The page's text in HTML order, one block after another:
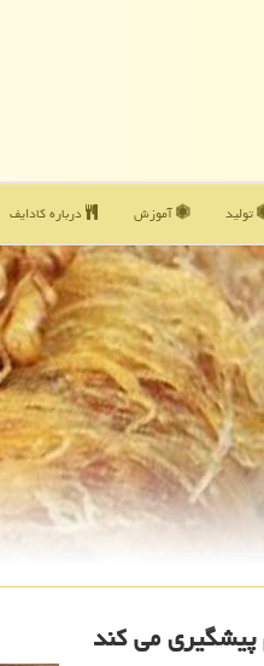
تولید آموزش درباره كادایف
پیشگیری می كند